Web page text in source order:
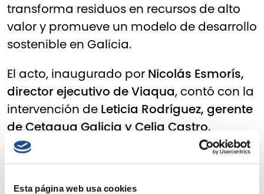
Esta página web usa cookies
transforma residuos en recursos de alto
valor y promueve un modelo de desarrollo
sostenible en Galicia.
El acto, inaugurado por Nicolás Esmorís,
director ejecutivo de Viaqua, contó con la
intervención de Leticia Rodríguez, gerente
de Cetaqua Galicia y Celia Castro,
responsable del área de Residuo Cero y
Descarbonización de Cetaqua, que